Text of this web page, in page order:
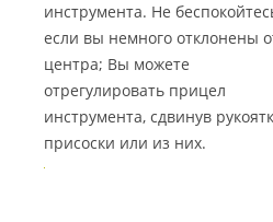
инструмента. Не
если вы немного отклонены
центра; Вы можете
отрегулировать прицел
инструмента, сдвинув
присоски или из них.